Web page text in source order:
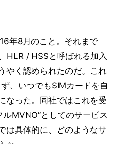
年8月のこと。それまで
HLR / HSSと呼ばれる加入
やく認められたのだ。これ
、いつでもSIMカードを自
なった。同社ではこれを受
MVNO”としてのサービス
は具体的に、どのようなサ